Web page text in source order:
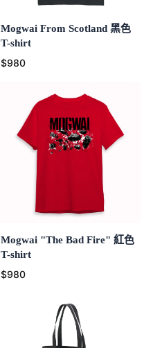
Mogwai From Scotland 黑色
T-shirt
$980
Mogwai "The Bad Fire" 紅色
T-shirt
$980